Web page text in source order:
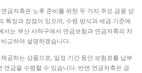
금저축은 노후 준비를 위한 두 가지 주요 금융 상
특징과 장점이 있으며, 수령 방식과 세금 기준에
서는 부산 사하구에서 연금보험과 연금저축의 차
교하여 설명하겠습니다.
공하는 상품으로, 일정 기간 동안 보험료를 납부
연금을 수령할 수 있습니다. 반면 연금저축은 금